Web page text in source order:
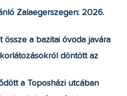
Zalaegerszegen: 2026.
össze a bazitai óvoda javára
döntött az
a Toposházi utcában